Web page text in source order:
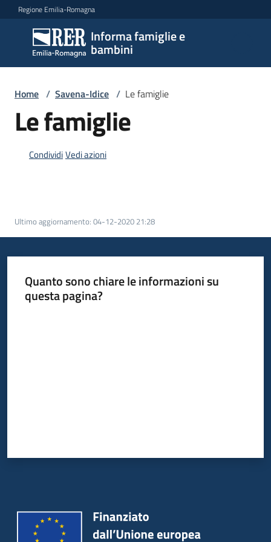
Vai al contenuto
Vai alla navigazione
Vai al footer
Regione Emilia-Romagna
Informa famiglie e
bambini
Informa
famiglie
e
bambini
Centri
per
Home / Savena-Idice / Le famiglie
Le famiglie
CondividiVedi azioni
Ultimo aggiornamento: 04-12-2020 21:28
Quanto sono chiare le informazioni su
questa pagina?